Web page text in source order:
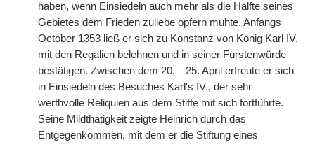
haben, wenn Einsiedeln auch mehr als die Hälfte seines
Gebietes dem Frieden zuliebe opfern muhte. Anfangs
October 1353 ließ er sich zu Konstanz von König Karl IV.
mit den Regalien belehnen und in seiner Fürstenwürde
bestätigen. Zwischen dem 20.—25. April erfreute er sich
in Einsiedeln des Besuches Karl's IV., der sehr
werthvolle Reliquien aus dem Stifte mit sich fortführte.
Seine Mildthätigkeit zeigte Heinrich durch das
Entgegenkommen, mit dem er die Stiftung eines